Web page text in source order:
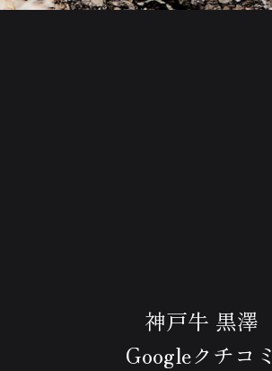
神戸牛 黒澤
Googleクチコミ